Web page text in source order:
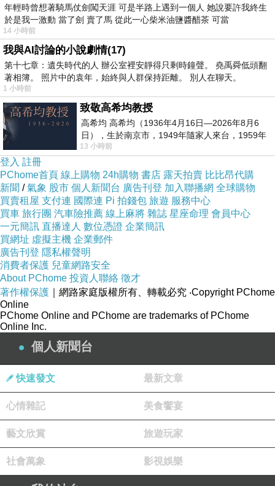
年輕時曾想著騎馬仗劍闖天涯 可是半路上遇到一個人 她說要許我終生
於是我一激動 當了劍 賣了馬 從此一心柴米油鹽醬醋茶 可當
14 小時前
我與AI討論的小說劇情(17)
第十七章：遺失時代的人 辦公室裡安靜得只剩時鐘聲。 堯禹舜低頭翻
著相簿。 照片中的袁年，始終與人群保持距離。 別人在聊天。
1 小時前
致敬高希均教授
高希均 高希均（1936年4月16日—2026年8月6
日），生於南京市，1949年隨家人來台，1959年
赴美深造並取得經濟發展博士學位。曾任
13 小時前
登入 註冊
PChome首頁 線上購物 24h購物 書店 露天拍賣 比比昂代購
新聞 /氣象 股市 個人新聞台 廣告刊登 加入聯播網 全球購物
買賣租屋 支付連 國際連 Pi 拍錢包 旅遊 服務中心
買車 旅行團 汽車險推薦 線上麻將 雜誌 星座命理 會員中心
一元簡訊 直播達人 數位憑證 企業簡訊
買網址 虛擬主機 企業郵件
廣告刊登 隱私權聲明
消費者保護 兒童網路安全
About PChome 投資人聯絡 徵才
著作權保護 ｜網路家庭版權所有、轉載必究 ‧Copyright PChome
Online
PChome Online and PChome are trademarks of PChome
Online Inc.
個人新聞台
快速發文 最新文章
心情雜記 美食饗宴
藝文欣賞 旅遊玩家
社會萬象 影視娛樂